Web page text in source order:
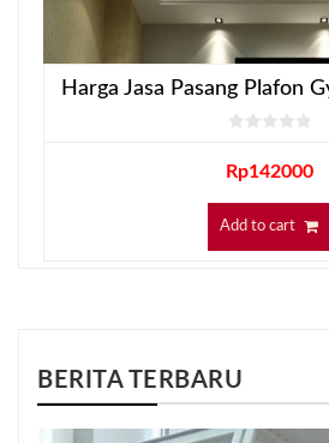
Harga Jasa Pasang Plafon
Rp142000
Add to cart
BERITA TERBARU